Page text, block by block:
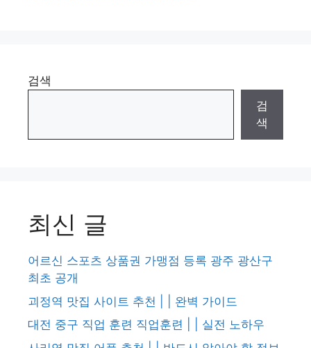
검색
검
색
최신 글
어르신 스포츠 상품권 가맹점 등록 광주 광산구
최초 공개
괴정역 맛집 사이트 추천 | | 완벽 가이드
대전 중구 직업 훈련 직업훈련 | | 실전 노하우